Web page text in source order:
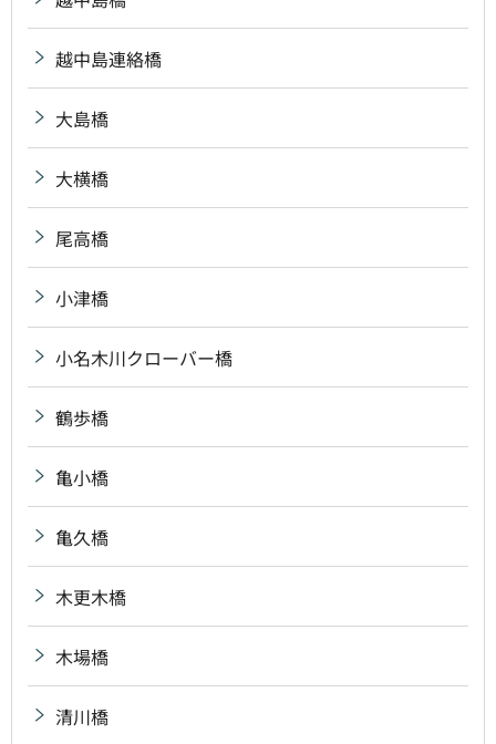
越中島連絡橋
大島橋
大横橋
尾高橋
小津橋
小名木川クローバー橋
鶴歩橋
亀小橋
亀久橋
木更木橋
木場橋
清川橋